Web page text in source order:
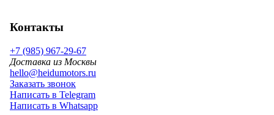
Контакты
+7 (985) 967-29-67
Доставка из Москвы
hello@heidumotors.ru
Заказать звонок
Написать в Telegram
Написать в Whatsapp